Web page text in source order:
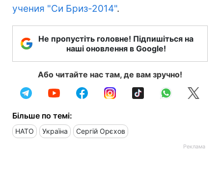
учения "Си Бриз-2014".
Не пропустіть головне! Підпишіться на
наші оновлення в Google!
Або читайте нас там, де вам зручно!
Більше по темі:
НАТО Україна Сергій Орєхов